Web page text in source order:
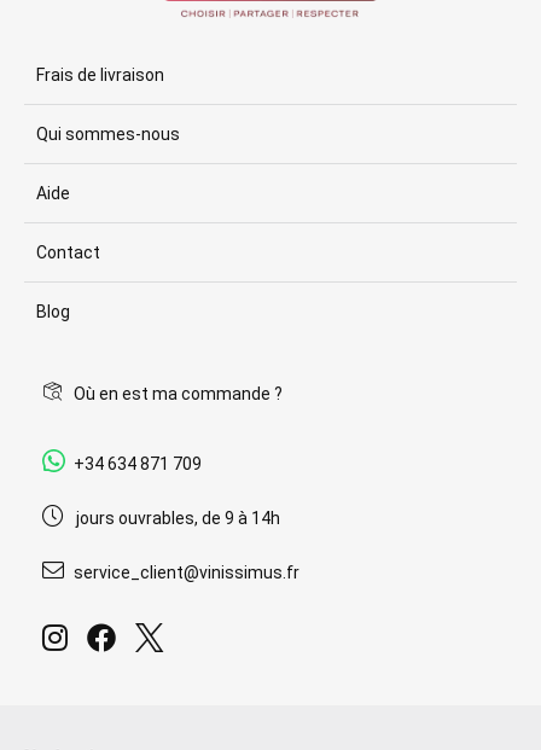
Frais de livraison
Qui sommes-nous
Aide
Contact
Blog
Où en est ma commande ?
+34 634 871 709
jours ouvrables, de 9 à 14h
service_client@vinissimus.fr